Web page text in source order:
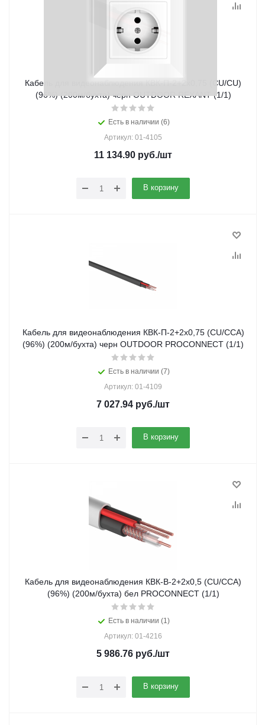
Кабель для видеонаблюдения КВК-П-2+2х0,75 (CU/CU)
(96%) (200м/бухта) черн OUTDOOR REXANT (1/1)
Есть в наличии (6)
Артикул: 01-4105
11 134.90 руб./шт
В корзину
Кабель для видеонаблюдения КВК-П-2+2х0,75 (CU/ССА)
(96%) (200м/бухта) черн OUTDOOR PROCONNECT (1/1)
Есть в наличии (7)
Артикул: 01-4109
7 027.94 руб./шт
В корзину
Кабель для видеонаблюдения КВК-В-2+2х0,5 (CU/CCA)
(96%) (200м/бухта) бел PROCONNECT (1/1)
Есть в наличии (1)
Артикул: 01-4216
5 986.76 руб./шт
В корзину